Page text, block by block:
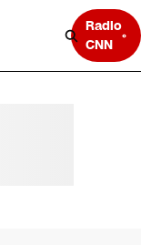
Radio
CNN